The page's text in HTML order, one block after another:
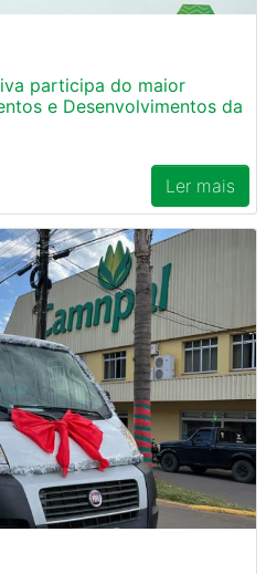
participa do maior
e Desenvolvimentos da
Ler mais